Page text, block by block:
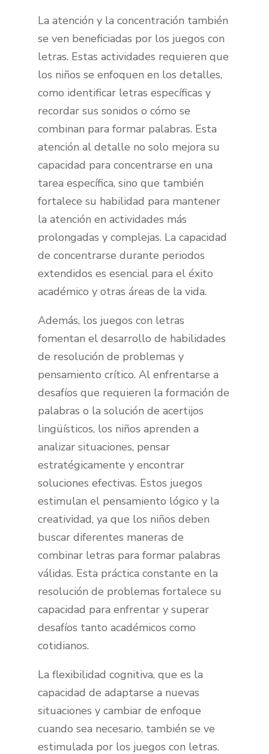
La atención y la concentración también
se ven beneficiadas por los juegos con
letras. Estas actividades requieren que
los niños se enfoquen en los detalles,
como identificar letras específicas y
recordar sus sonidos o cómo se
combinan para formar palabras. Esta
atención al detalle no solo mejora su
capacidad para concentrarse en una
tarea específica, sino que también
fortalece su habilidad para mantener
la atención en actividades más
prolongadas y complejas. La capacidad
de concentrarse durante periodos
extendidos es esencial para el éxito
académico y otras áreas de la vida.
Además, los juegos con letras
fomentan el desarrollo de habilidades
de resolución de problemas y
pensamiento crítico. Al enfrentarse a
desafíos que requieren la formación de
palabras o la solución de acertijos
lingüísticos, los niños aprenden a
analizar situaciones, pensar
estratégicamente y encontrar
soluciones efectivas. Estos juegos
estimulan el pensamiento lógico y la
creatividad, ya que los niños deben
buscar diferentes maneras de
combinar letras para formar palabras
válidas. Esta práctica constante en la
resolución de problemas fortalece su
capacidad para enfrentar y superar
desafíos tanto académicos como
cotidianos.
La flexibilidad cognitiva, que es la
capacidad de adaptarse a nuevas
situaciones y cambiar de enfoque
cuando sea necesario, también se ve
estimulada por los juegos con letras.